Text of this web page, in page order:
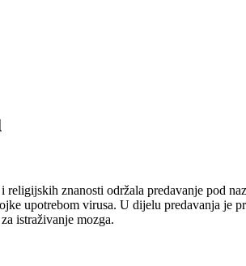
znanosti održala predavanje pod
upotrebom virusa. U dijelu predavanja je
istraživanje mozga.